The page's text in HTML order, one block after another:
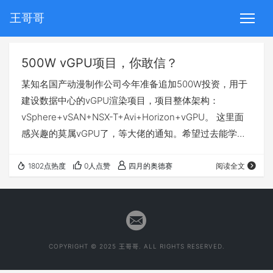
王哥哥
500W vGPU项目，你敢信？
某知名国产动漫制作公司今年准备追加500W投资，用于
建设数据中心的vGPU渲染项目，项目整体架构：
vSphere+vSAN+NSX-T+Avi+Horizon+vGPU。 这里面
感兴趣的莫属vGPU了，等大佬的通知。希望过去能学习
家。
1802点热度 0人点赞 四月的奥德赛 阅读全文
COPYRIGHT © 2025 王哥哥. ALL RIGHTS RESERVED.